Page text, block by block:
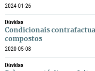
2024-01-26
Dúvidas
Condicionais
compostos
2020-05-08
Dúvidas